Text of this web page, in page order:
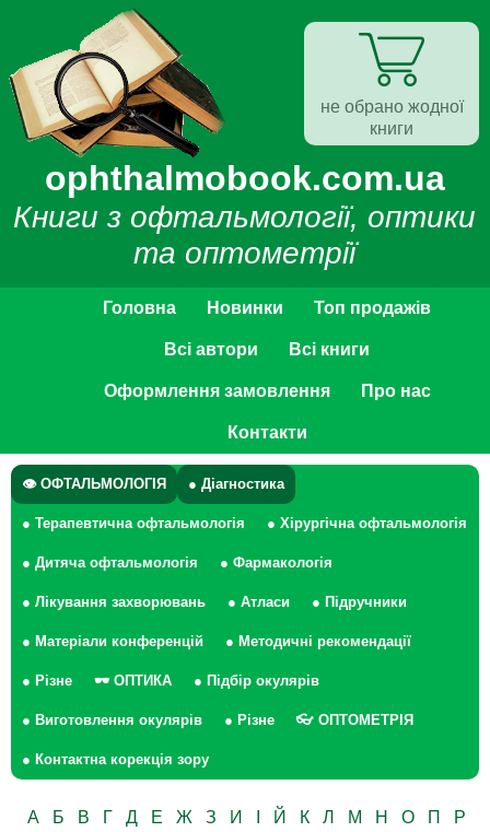
ophthalmobook.com.ua
Книги з офтальмології, оптики
та оптометрії
Головна Новинки Топ продажів
Всі автори Всі книги
Оформлення замовлення Про нас
Контакти
👁 ОФТАЛЬМОЛОГІЯ ● Діагностика
● Терапевтична офтальмологія ● Хірургічна офтальмологія
● Дитяча офтальмологія ● Фармакологія
● Лікування захворювань ● Атласи ● Підручники
● Матеріали конференцій ● Методичні рекомендації
● Різне 🕶 ОПТИКА ● Підбір окулярів
● Виготовлення окулярів ● Різне 👓 ОПТОМЕТРІЯ
● Контактна корекція зору
А Б В Г Д Е Ж З И Й К Л М Н О П
Р
не обрано жодної
книги